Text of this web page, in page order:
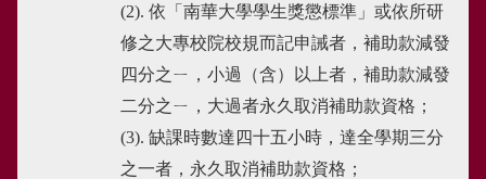
(2). 依「南華大學學生獎懲標準」或依所研
修之大專校院校規而記申誡者，補助款減發
四分之ㄧ，小過（含）以上者，補助款減發
二分之ㄧ，大過者永久取消補助款資格；
(3). 缺課時數達四十五小時，達全學期三分
之一者，永久取消補助款資格；